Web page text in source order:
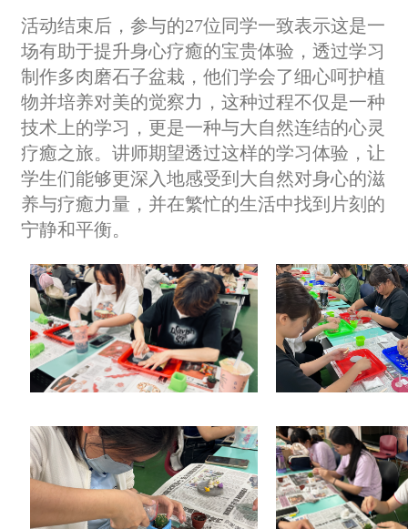
活动结束后，参与的27位同学一致表示这是一
场有助于提升身心疗癒的宝贵体验，透过学习
制作多肉磨石子盆栽，他们学会了细心呵护植
物并培养对美的觉察力，这种过程不仅是一种
技术上的学习，更是一种与大自然连结的心灵
疗癒之旅。讲师期望透过这样的学习体验，让
学生们能够更深入地感受到大自然对身心的滋
养与疗癒力量，并在繁忙的生活中找到片刻的
宁静和平衡。